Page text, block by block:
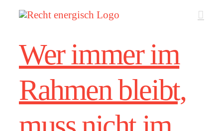
Zum
Inhalt
Wer immer im
Rahmen bleibt,